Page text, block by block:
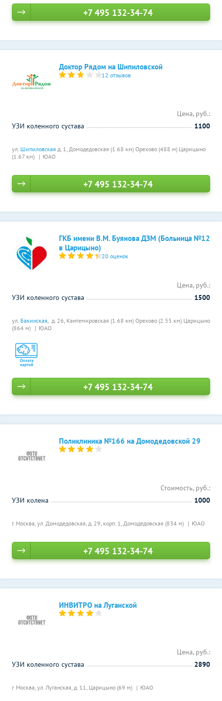
+7 495 132-34-74
Доктор Рядом на Шипиловской
12 отзывов
ул. Шипиловская д. 1, Домодедовская (1.68 км) Орехово (488 м) Царицыно
(1.67 км)
ЮАО
Цена, руб.:
УЗИ коленного сустава
1100
+7 495 132-34-74
ГКБ имени В.М. Буянова ДЗМ (Больница №12
в Царицыно)
20 оценок
ул. Бакинская, д. 26, Кантемировская (1.68 км) Орехово (2.55 км) Царицыно
(864 м)
ЮАО
Цена, руб.:
УЗИ коленного сустава
1500
+7 495 132-34-74
Поликлиника №166 на Домодедовской 29
г. Москва, ул. Домодедовская, д. 29, корп. 1, Домодедовская (834 м) ЮАО
Стоимость, руб.:
УЗИ колена
1000
+7 495 132-34-74
ИНВИТРО на Луганской
г. Москва, ул. Луганская, д. 11, Царицыно (69 м) ЮАО
Цена, руб.:
УЗИ коленного сустава
2890